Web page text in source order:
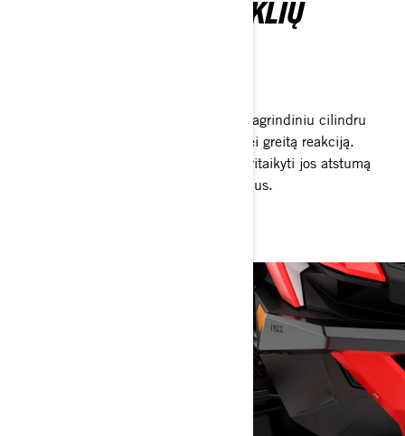
„BREMBO“ 4 STŪMOKLIŲ
4 stūmoklių stabdžiai su patobulintu pagrindiniu cilindru
užtikrina tikslų ir efektyvų stabdymą bei greitą reakciją.
Reguliuojama stabdžių svirtis leidžia pritaikyti jos atstumą
pagal rankos dydį ir asmeninius poreikius.